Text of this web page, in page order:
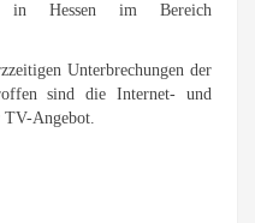
in Hessen im Bereich
Unterbrechungen der
sind die Internet- und
TV-Angebot.